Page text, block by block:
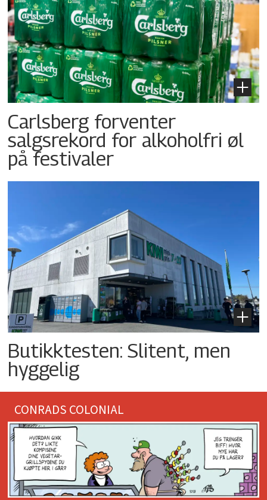
Carlsberg forventer
salgsrekord for alkoholfri øl
på festivaler
Butikktesten: Slitent, men
hyggelig
CONRADS COLONIAL